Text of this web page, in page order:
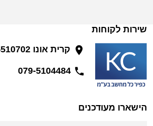
שירות לקוחות
קרית אונו 5510702
הישארו מעודכנים